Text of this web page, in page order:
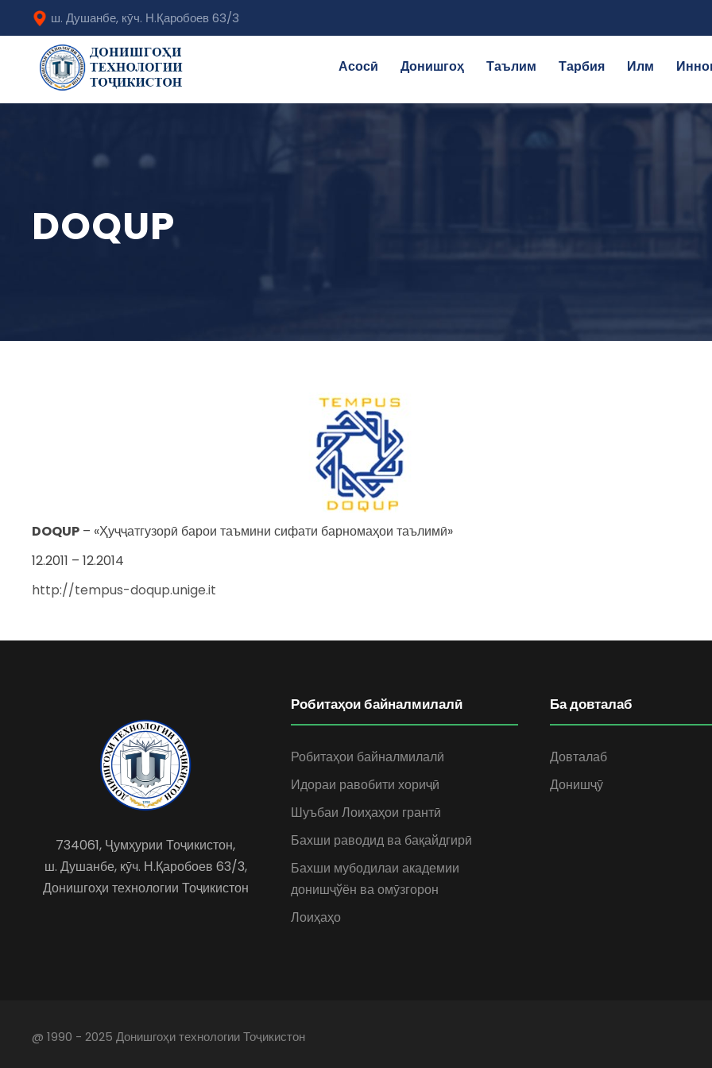
ш. Душанбе, кӯч. Н.Қаробоев 63/3
Асосӣ Донишгоҳ Таълим Тарбия Илм
DOQUP
DOQUP – «Ҳуҷҷатгузорӣ барои таъмини сифати барномаҳои таълимӣ»
12.2011 – 12.2014
http://tempus-doqup.unige.it
734061, Ҷумҳурии Тоҷикистон,
ш. Душанбе, кӯч. Н.Қаробоев 63/3,
Донишгоҳи технологии Тоҷикистон
Робитаҳои байналмилалӣ
Робитаҳои байналмилалӣ
Идораи равобити хориҷӣ
Шуъбаи Лоиҳаҳои грантӣ
Бахши раводид ва бақайдгирӣ
Бахши мубодилаи академии
донишҷўён ва омӯзгорон
Лоиҳаҳо
Ба довталаб
Довталаб
Донишҷӯ
@ 1990 - 2025 Донишгоҳи технологии Тоҷикистон